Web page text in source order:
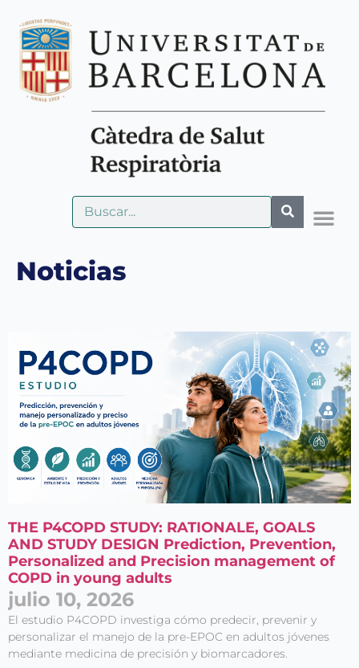
Noticias
THE P4COPD STUDY: RATIONALE, GOALS
AND STUDY DESIGN Prediction, Prevention,
Personalized and Precision management of
COPD in young adults
julio 10, 2026
El estudio P4COPD investiga cómo predecir, prevenir y
personalizar el manejo de la pre-EPOC en adultos jóvenes
mediante medicina de precisión y biomarcadores.